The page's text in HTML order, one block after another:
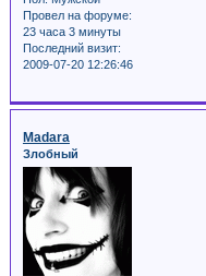
Провел на форуме:
23 часа 3 минуты
Последний визит:
2009-07-20 12:26:46
Madara
Злобный